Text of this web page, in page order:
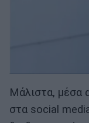
Μάλιστα, μέσα
στα social